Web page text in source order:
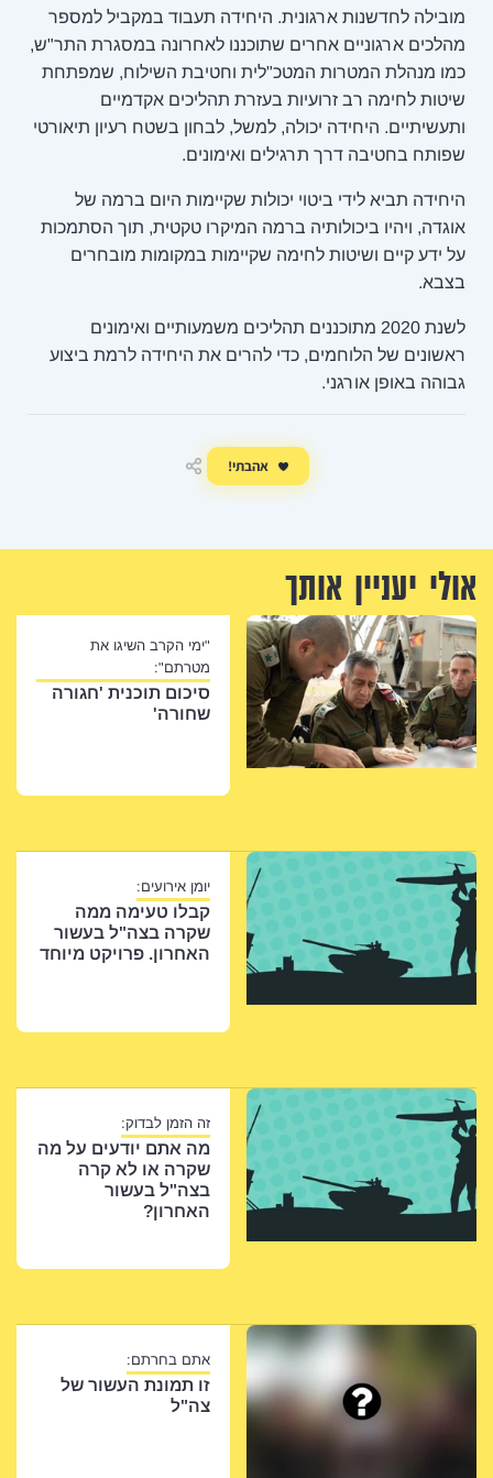
מובילה לחדשנות ארגונית. היחידה תעבוד במקביל למספר
מהלכים ארגוניים אחרים שתוכננו לאחרונה במסגרת התר"ש,
כמו מנהלת המטרות המטכ"לית וחטיבת השילוח, שמפתחת
שיטות לחימה רב זרועיות בעזרת תהליכים אקדמיים
ותעשיתיים. היחידה יכולה, למשל, לבחון בשטח רעיון תיאורטי
שפותח בחטיבה דרך תרגילים ואימונים.
היחידה תביא לידי ביטוי יכולות שקיימות היום ברמה של
אוגדה, ויהיו ביכולותיה ברמה המיקרו טקטית, תוך הסתמכות
על ידע קיים ושיטות לחימה שקיימות במקומות מובחרים
בצבא.
לשנת 2020 מתוכננים תהליכים משמעותיים ואימונים
ראשונים של הלוחמים, כדי להרים את היחידה לרמת ביצוע
גבוהה באופן אורגני.
אהבתי!
אולי יעניין אותך
"ימי הקרב השיגו את
מטרתם":
סיכום תוכנית 'חגורה
שחורה'
יומן אירועים:
קבלו טעימה ממה
שקרה בצה"ל בעשור
האחרון. פרויקט מיוחד
זה הזמן לבדוק:
מה אתם יודעים על מה
שקרה או לא קרה
בצה"ל בעשור
האחרון?
אתם בחרתם:
זו תמונת העשור של
צה"ל